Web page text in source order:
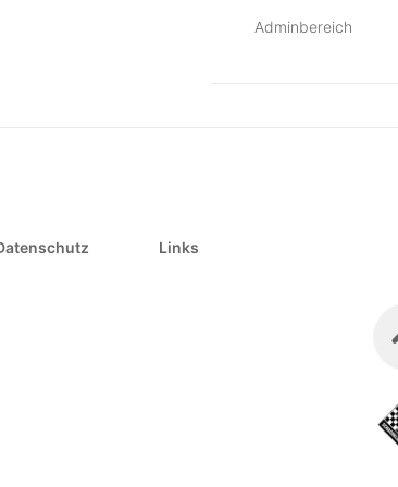
Adminbereich
Links